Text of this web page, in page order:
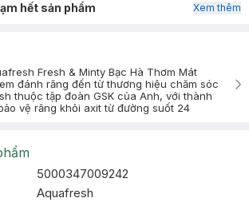
hết sản phẩm Xem thêm
Fresh & Minty Bạc Hà Thơm Mát
đánh răng đến từ thương hiệu chăm sóc
thuộc tập đoàn GSK của Anh, với thành
vệ răng khỏi axit từ đường suốt 24
5000347009242
Aquafresh